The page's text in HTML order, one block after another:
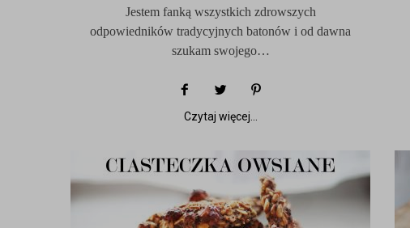
Jestem fanką wszystkich zdrowszych
odpowiedników tradycyjnych batonów i od dawna
szukam swojego…
Czytaj więcej...